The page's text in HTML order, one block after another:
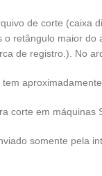
de corte
retângulo maior
de registro.). No
em máquinas
somente pela